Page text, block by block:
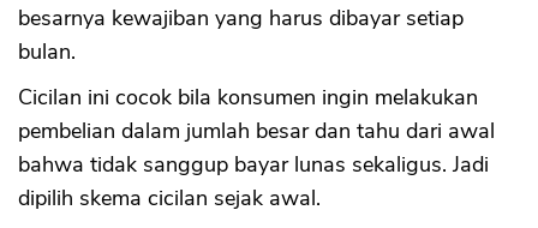
besarnya kewajiban yang harus dibayar setiap
bulan.
Cicilan ini cocok bila konsumen ingin melakukan
pembelian dalam jumlah besar dan tahu dari awal
bahwa tidak sanggup bayar lunas sekaligus. Jadi
dipilih skema cicilan sejak awal.